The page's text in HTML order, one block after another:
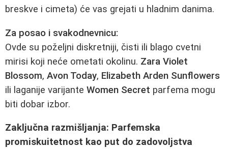
breskve i cimeta) će vas grejati u hladnim danima.
Za posao i svakodnevnicu:
Ovde su poželjni diskretniji, čisti ili blago cvetni
mirisi koji neće ometati okolinu. Zara Violet
Blossom, Avon Today, Elizabeth Arden Sunflowers
ili laganije varijante Women Secret parfema mogu
biti dobar izbor.
Zaključna razmišljanja: Parfemska
promiskuitetnost kao put do zadovoljstva